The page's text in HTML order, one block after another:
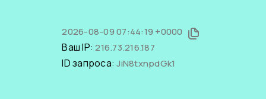
2026-08-09 07:44:19 +0000
Ваш IP:216.73.216.187
ID запроса:JiN8txnpdGk1